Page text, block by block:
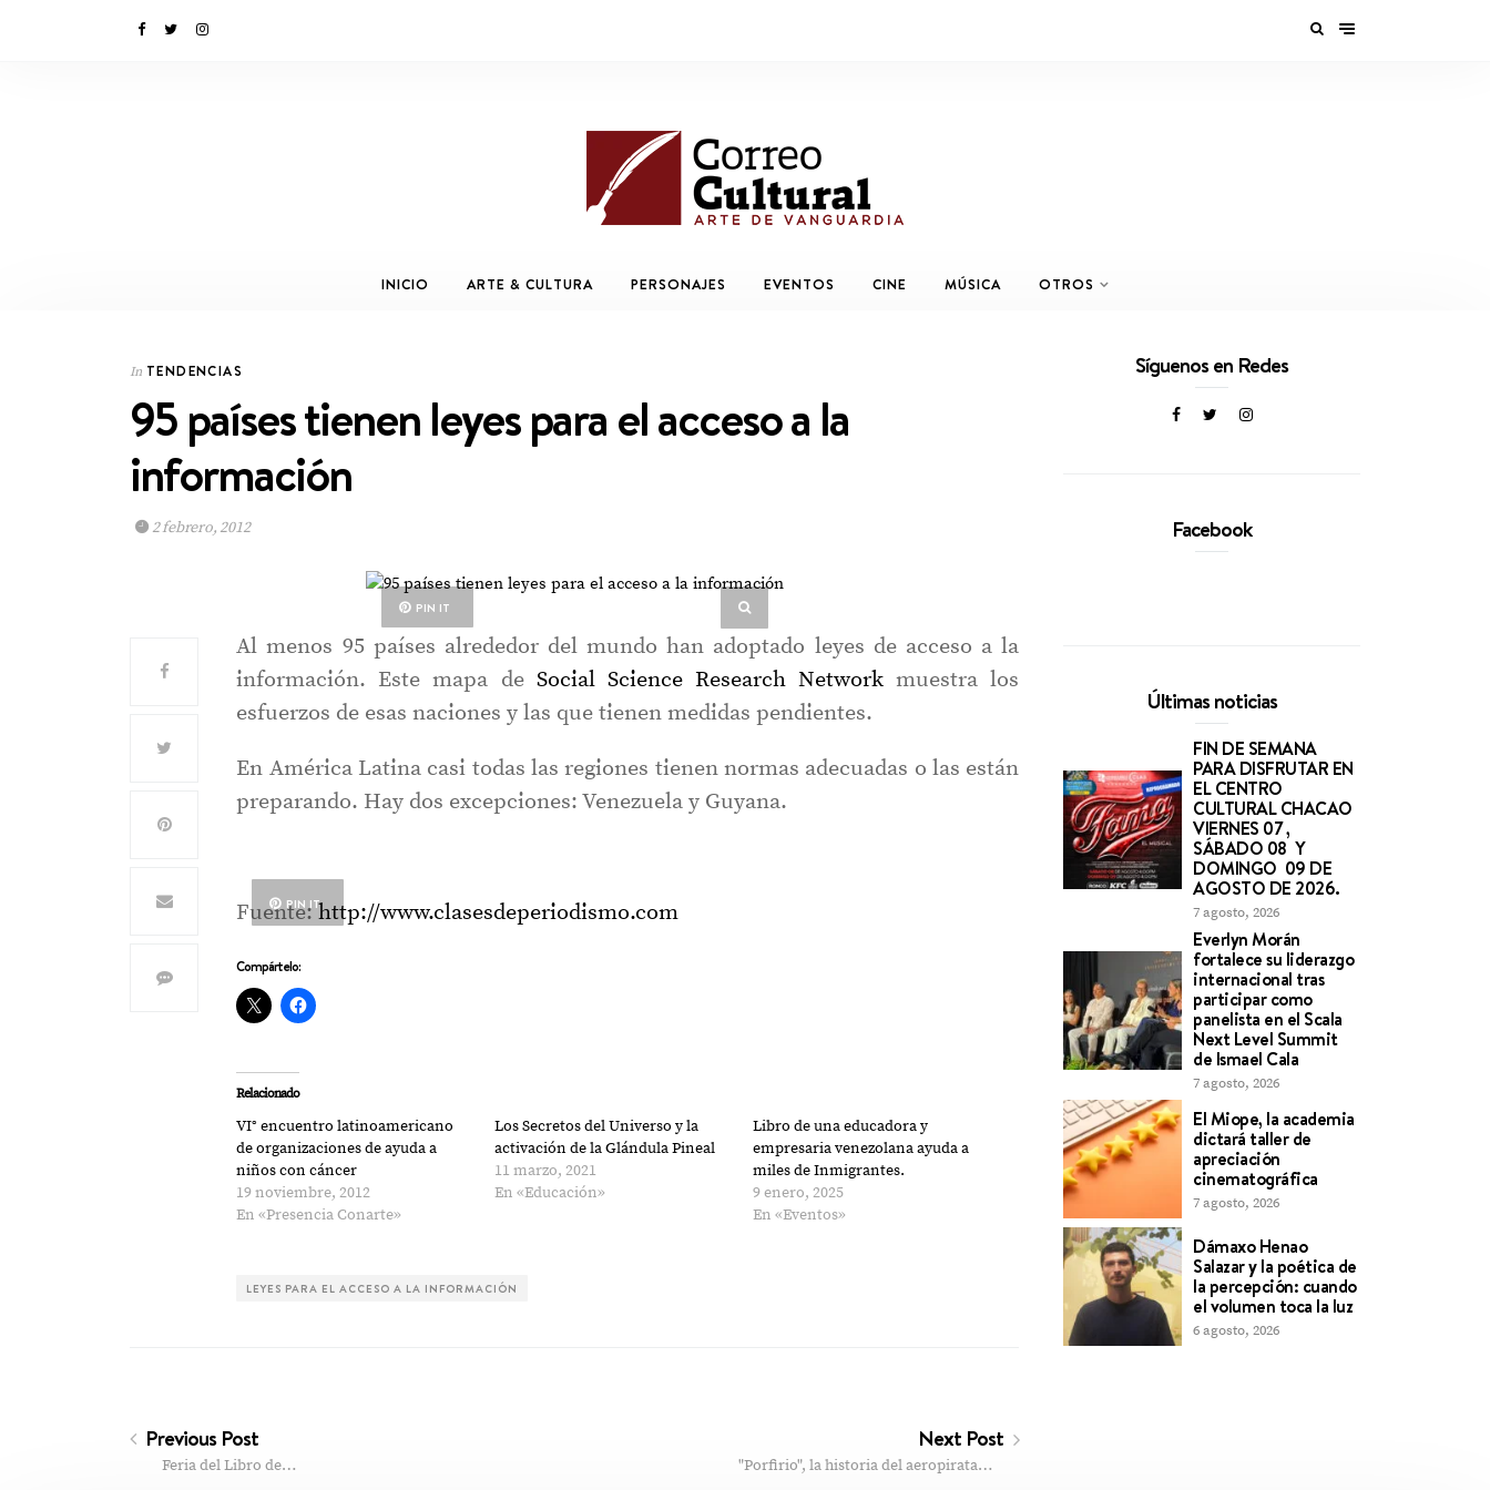
INICIO ARTE & CULTURA PERSONAJES EVENTOS CINE MÚSICA OTROS
In TENDENCIAS
95 países tienen leyes para el acceso a la
información
2 febrero, 2012
PIN IT
Al menos 95 países alrededor del mundo han adoptado leyes de acceso a la
información. Este mapa de Social Science Research Network muestra los
esfuerzos de esas naciones y las que tienen medidas pendientes.
En América Latina casi todas las regiones tienen normas adecuadas o las están
preparando. Hay dos excepciones: Venezuela y Guyana.
PIN IT
Fuente:http://www.clasesdeperiodismo.com
Compártelo:
Relacionado
VI° encuentro latinoamericano
de organizaciones de ayuda a
niños con cáncer
19 noviembre, 2012
En «Presencia Conarte»
Los Secretos del Universo y la
activación de la Glándula Pineal
11 marzo, 2021
En «Educación»
Libro de una educadora y
empresaria venezolana ayuda a
miles de Inmigrantes.
9 enero, 2025
En «Eventos»
LEYES PARA EL ACCESO A LA INFORMACIÓN
Previous Post
Feria del Libro de…
Next Post
"Porfirio", la historia del aeropirata…
Síguenos en Redes
Facebook
Últimas noticias
FIN DE SEMANA
PARA DISFRUTAR EN
EL CENTRO
CULTURAL CHACAO
VIERNES 07 ,
SÁBADO 08 Y
DOMINGO 09 DE
AGOSTO DE 2026.
7 agosto, 2026
Everlyn Morán
fortalece su liderazgo
internacional tras
participar como
panelista en el Scala
Next Level Summit
de Ismael Cala
7 agosto, 2026
El Miope, la academia
dictará taller de
apreciación
cinematográfica
7 agosto, 2026
Dámaxo Henao
Salazar y la poética de
la percepción: cuando
el volumen toca la luz
6 agosto, 2026